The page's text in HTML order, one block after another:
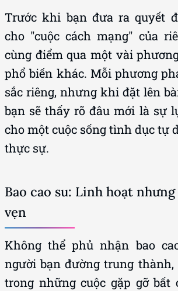
Trước khi bạn đưa ra quyết
cho "cuộc cách mạng" của
cùng điểm qua một vài
phổ biến khác. Mỗi phương
sắc riêng, nhưng khi đặt lên
bạn sẽ thấy rõ đâu mới là sự
cho một cuộc sống tình dục tự
thực sự.
Bao cao su: Linh hoạt
vẹn
Không thể phủ nhận bao
người bạn đường trung thành,
trong những cuộc gặp gỡ bất